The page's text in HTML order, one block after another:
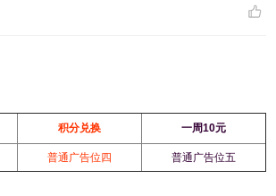
积分兑换 一周10元
普通广告位四 普通广告位五